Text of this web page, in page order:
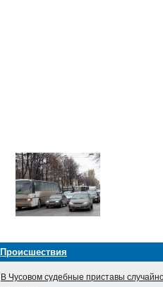
Происшествия
В Чусовом судебные приставы